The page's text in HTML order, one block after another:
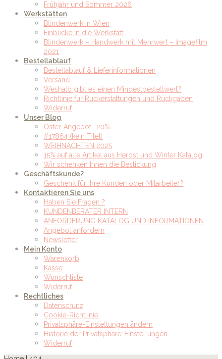
Frühjahr und Sommer 2026
Werkstätten
Blindenwerk in Wien
Einblicke in die Werkstatt
Blindenwerk – Handwerk mit Mehrwert – Imagefilm
2021
Bestellablauf
Bestellablauf & Lieferinformationen
Versand
Weshalb gibt es einen Mindestbestellwert?
Richtlinie für Rückerstattungen und Rückgaben
Widerruf
Unser Blog
Oster-Angebot -20%
#17864 (kein Titel)
WEIHNACHTEN 2025
15% auf alle Artikel aus Herbst und Winter Katalog
Wir schenken Ihnen die Bestickung
Geschäftskunde?
Geschenk für Ihre Kunden oder Mitarbeiter?
Kontaktieren Sie uns
Haben Sie Fragen ?
KUNDENBERATER INTERN
ANFORDERUNG KATALOG UND INFORMATIONEN
Angebot anfordern
Newsletter
Mein Konto
Warenkorb
Kasse
Wunschliste
Widerruf
Rechtliches
Datenschutz
Cookie-Richtlinie
Privatsphäre-Einstellungen ändern
Historie der Privatsphäre-Einstellungen
Widerruf